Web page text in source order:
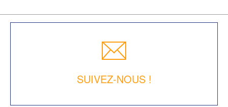
SUIVEZ-NOUS !